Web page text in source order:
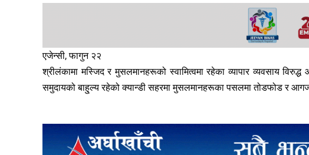
एजेन्सी, फागुन २२
श्रीलंकामा मस्जिद र मुसलमानहरूको स्वामित्वमा रहेका व्यापार व्यवसाय
समुदायको बाहु्ल्य रहेको क्यान्डी सहरमा मुसलमानहरूका पसलमा तोडफोड र